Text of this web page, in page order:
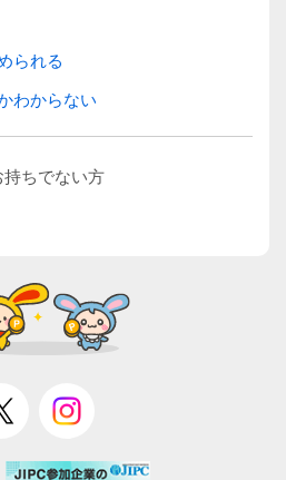
られる
わからない
持ちでない方